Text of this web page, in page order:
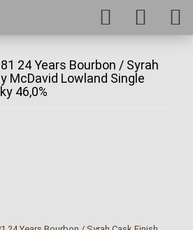
24 Years Bourbon / Syrah
McDavid Lowland Single
46,0%